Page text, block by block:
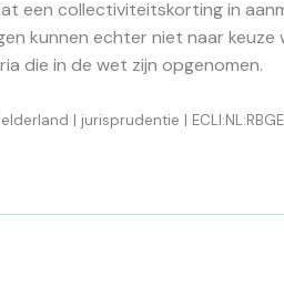
een collectiviteitskorting in
kunnen echter niet naar
die in de wet zijn opgenomen.
| jurisprudentie |